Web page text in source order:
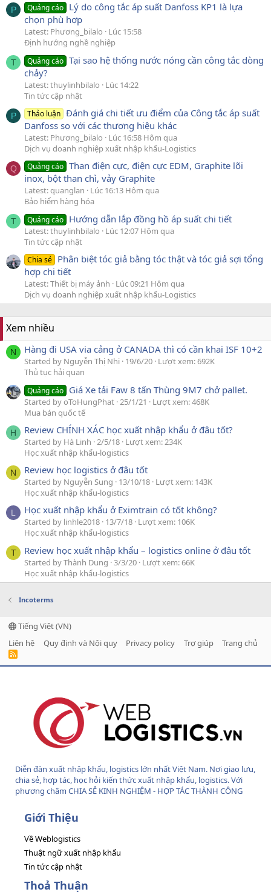
P Quảng cáo Lý do công tắc áp suất Danfoss KP1 là lựa
chọn phù hợp
Latest: Phương_bilalo
Lúc 15:58
Định hướng nghề nghiệp
T Quảng cáo Tại sao hệ thống nước nóng cần công tắc dòng
chảy?
Latest: thuylinhbilalo
Lúc 14:22
Tin tức cập nhật
P Thảo luận Đánh giá chi tiết ưu điểm của Công tắc áp suất
Danfoss so với các thương hiệu khác
Latest: Phương_bilalo
Lúc 16:58 Hôm qua
Dịch vụ doanh nghiệp xuất nhập khẩu-Logistics
Q Quảng cáo Than điện cực, điện cực EDM, Graphite lõi
inox, bột than chì, vảy Graphite
Latest: quanglan
Lúc 16:13 Hôm qua
Bảo hiểm hàng hóa
T Quảng cáo Hướng dẫn lắp đồng hồ áp suất chi tiết
Latest: thuylinhbilalo
Lúc 12:07 Hôm qua
Tin tức cập nhật
Chia sẻ Phân biệt tóc giả bằng tóc thật và tóc giả sợi tổng
hợp chi tiết
Latest: Thiết bị máy ảnh
Lúc 09:21 Hôm qua
Dịch vụ doanh nghiệp xuất nhập khẩu-Logistics
Xem nhiều
N Hàng đi USA via cảng ở CANADA thì có cần khai ISF 10+2
Started by Nguyễn Thị Nhi 19/6/20 Lượt xem: 692K
Thủ tục hải quan
Quảng cáo Giá Xe tải Faw 8 tấn Thùng 9M7 chở pallet.
Started by oToHungPhat 25/1/21
Lượt xem: 468K
Mua bán quốc tế
H Review CHÍNH XÁC học xuất nhập khẩu ở đâu tốt?
Started by Hà Linh 2/5/18 Lượt xem: 234K
Học xuất nhập khẩu-logistics
N Review học logistics ở đâu tốt
Started by Nguyễn Sung 13/10/18 Lượt xem: 143K
Học xuất nhập khẩu-logistics
L Học xuất nhập khẩu ở Eximtrain có tốt không?
Started by linhle2018 13/7/18 Lượt xem: 106K
Học xuất nhập khẩu-logistics
T Review học xuất nhập khẩu – logistics online ở đâu tốt
Started by Thành Dung 3/3/20 Lượt xem: 66K
Học xuất nhập khẩu-logistics
Incoterms
Tiếng Việt (VN)
Liên hệ
Quy định và Nội quy Privacy policy Trợ giúp Trang chủ
R
Diễn đàn xuất nhập khẩu, logistics lớn nhất Việt Nam. Nơi giao lưu,
chia sẻ, hợp tác, học hỏi kiến thức xuất nhập khẩu, logistics. Với
phương châm CHIA SẺ KINH NGHIỆM - HỢP TÁC THÀNH CÔNG
Giới Thiệu
Về Weblogistics
Thuật ngữ xuất nhập khẩu
Tin tức cập nhật
Thoả Thuận